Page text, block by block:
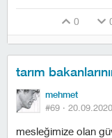
0
tarım
mehmet
#69 ·
mesleğimize olan